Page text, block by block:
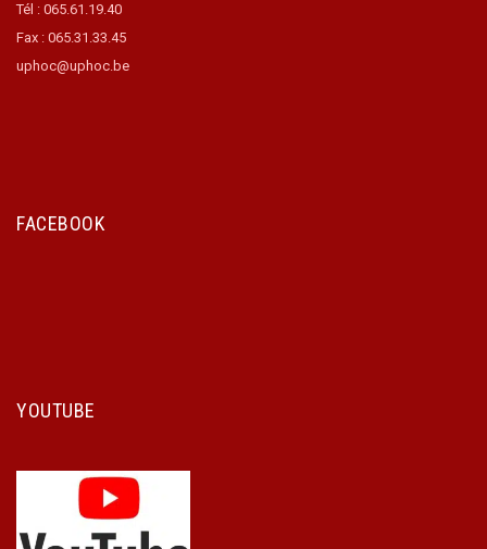
Tél : 065.61.19.40
Fax : 065.31.33.45
uphoc@uphoc.be
FACEBOOK
YOUTUBE